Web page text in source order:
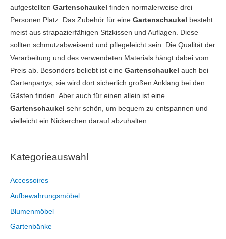
Kategorieauswahl
Accessoires
Aufbewahrungsmöbel
Blumenmöbel
Gartenbänke
aufgestellten Gartenschaukel finden normalerweise drei
Personen Platz. Das Zubehör für eine Gartenschaukel
besteht
meist aus strapazierfähigen Sitzkissen und Auflagen. Diese
sollten schmutzabweisend und pflegeleicht sein. Die Qualität der
Verarbeitung und des verwendeten Materials hängt dabei vom
Preis ab. Besonders beliebt ist eine Gartenschaukel auch bei
Gartenpartys, sie wird dort sicherlich großen Anklang bei den
Gästen finden. Aber auch für einen allein ist eine
Gartenschaukel sehr schön, um bequem zu entspannen und
vielleicht ein Nickerchen darauf abzuhalten.